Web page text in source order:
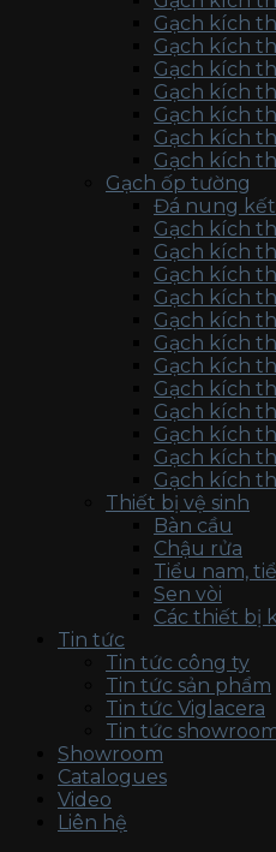
Gạch kích
Gạch kích
Gạch kích
Gạch kích
Gạch kích
Gạch kích
Gạch kích
Gạch ốp tường
Đá nung kết
Gạch kích
Gạch kích
Gạch kích
Gạch kích
Gạch kích
Gạch kích
Gạch kích
Gạch kích
Gạch kích
Gạch kích
Gạch kích
Gạch kích
Thiết bị vệ sinh
Bàn cầu
Chậu rửa
Tiểu nam,
Sen vòi
Các thiết bị
Tin tức
Tin tức công ty
Tin tức sản phẩm
Tin tức Viglacera
Tin tức
Showroom
Catalogues
Video
Liên hệ